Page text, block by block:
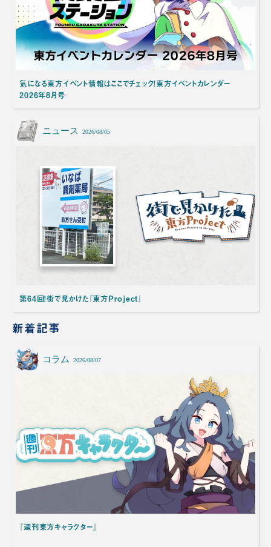
気になる東方イベント情報はここでチェック！東方イベントカレンダー
2026年8月号
ニュース 2026/08/05
第64回！街で見かけた『東方Project』
新着記事
コラム 2026/08/07
『週刊東方キャラクター』